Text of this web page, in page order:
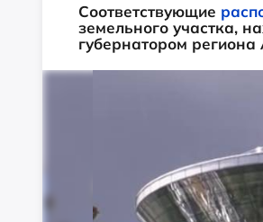
Соответствующие
земельного участка,
губернатором